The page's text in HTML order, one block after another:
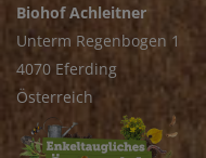
Biohof Achleitner
Unterm Regenbogen 1
4070 Eferding
Österreich